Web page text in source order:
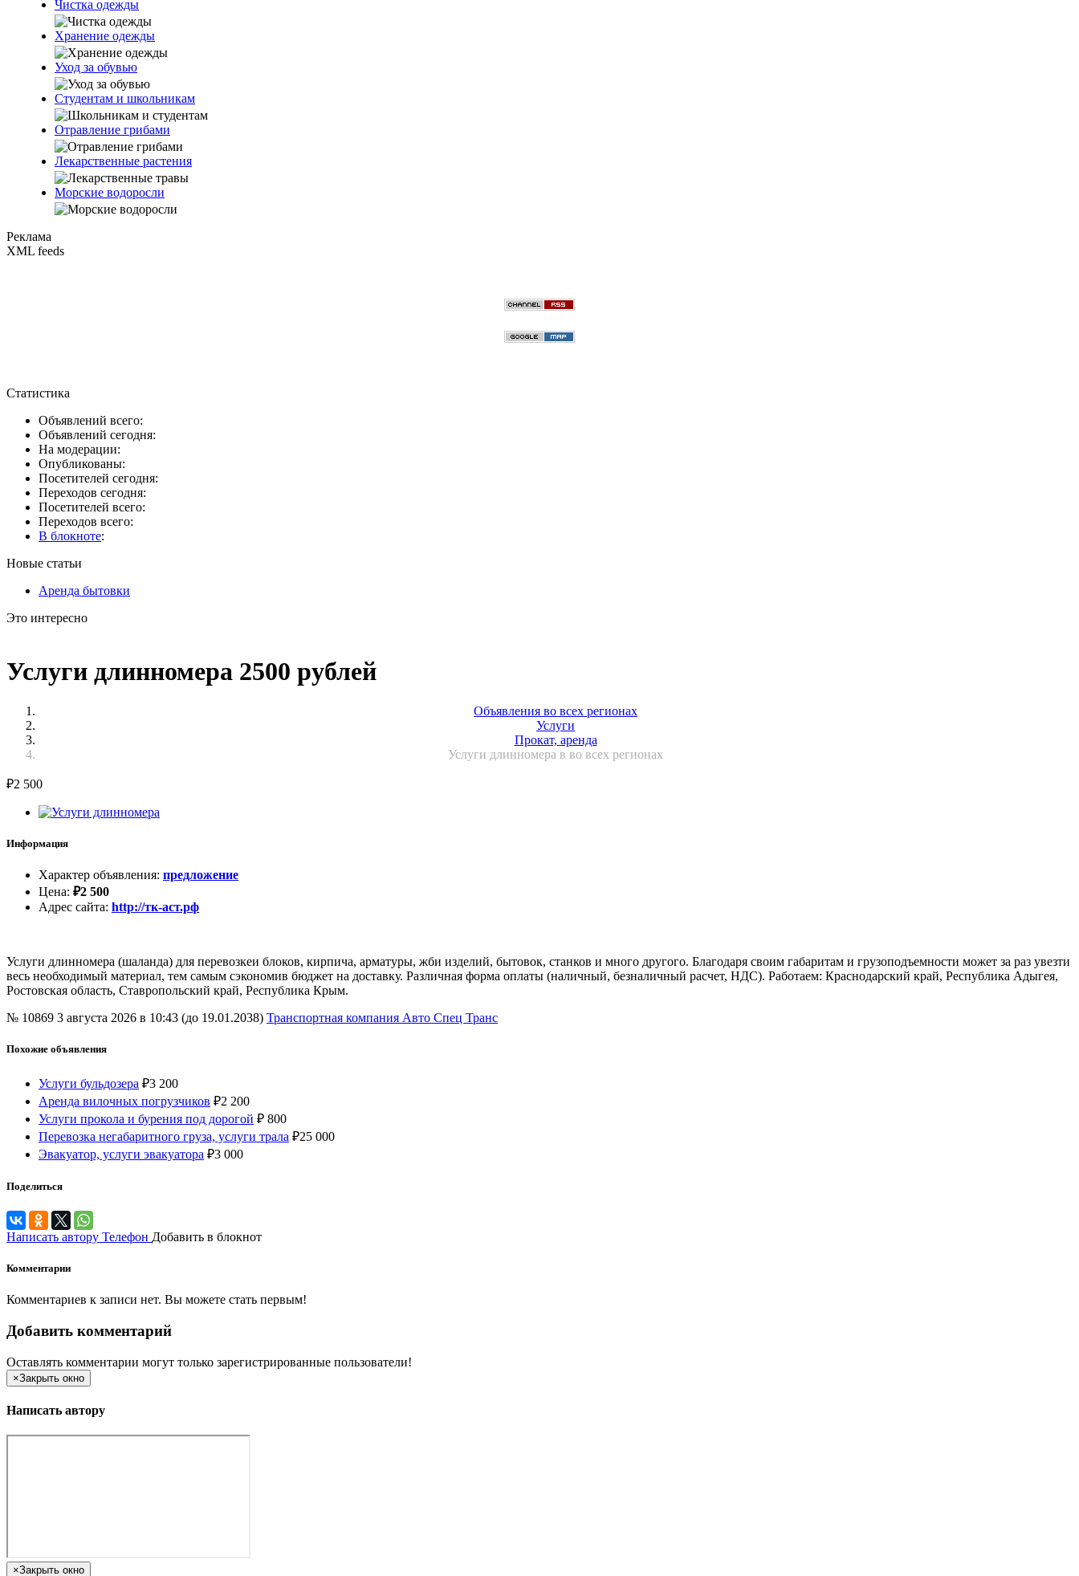
Чистка одежды
Хранение одежды
Уход за обувью
Студентам и школьникам
Отравление грибами
Лекарственные растения
Морские водоросли
Реклама
XML feeds
Статистика
Объявлений всего:
Объявлений сегодня:
На модерации:
Опубликованы:
Посетителей сегодня:
Переходов сегодня:
Посетителей всего:
Переходов всего:
В блокноте:
Новые статьи
Аренда бытовки
Это интересно
Услуги длинномера 2500 рублей
Объявления во всех регионах
Услуги
Прокат, аренда
Услуги длинномера в во всех регионах
₽2 500
Информация
Характер объявления: предложение
Цена: ₽2 500
Адрес сайта: http://тк-аст.рф
Услуги длинномера (шаланда) для перевозкеи блоков, кирпича, арматуры, жби изделий, бытовок, станков и много другого. Благодаря своим габаритам и грузоподъемности может за раз увезти
весь необходимый материал, тем самым сэкономив бюджет на доставку. Различная форма оплаты (наличный, безналичный расчет, НДС). Работаем: Краснодарский край, Республика Адыгея,
Ростовская область, Ставропольский край, Республика Крым.
№ 10869 3 августа 2026 в 10:43 (до 19.01.2038) Транспортная компания Авто Спец Транс
Похожие объявления
Услуги бульдозера ₽3 200
Аренда вилочных погрузчиков ₽2 200
Услуги прокола и бурения под дорогой ₽ 800
Перевозка негабаритного груза, услуги трала ₽25 000
Эвакуатор, услуги эвакуатора ₽3 000
Поделиться
Написать автору Телефон Добавить в блокнот
Комментарии
Комментариев к записи нет. Вы можете стать первым!
Добавить комментарий
Оставлять комментарии могут только зарегистрированные пользователи!
×Закрыть окно
Написать автору
×Закрыть окно